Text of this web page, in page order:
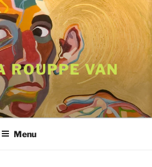
ROUPPE VAN
Menu